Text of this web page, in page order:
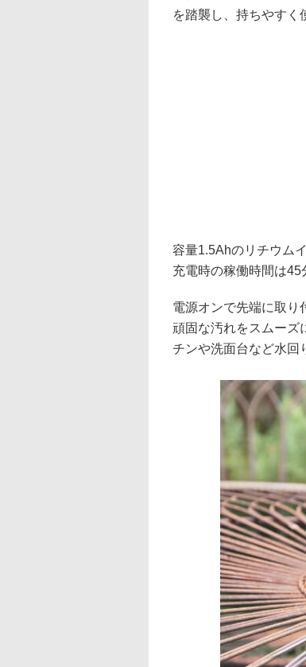
を踏襲し、持ちやすく
容量1.5Ahのリチウム
充電時の稼働時間は45
電源オンで先端に取り
頑固な汚れをスムーズ
チンや洗面台など水回